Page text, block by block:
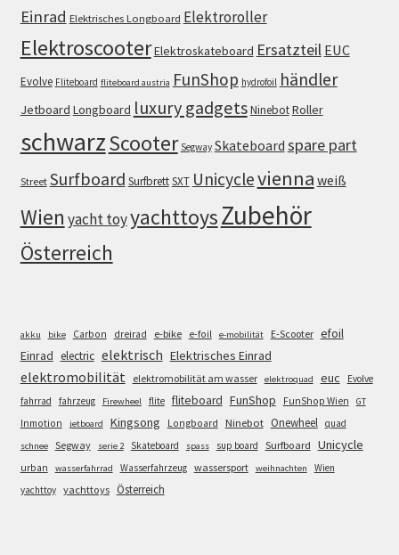
Einrad Elektrisches Longboard Elektroroller
ElektroscooterElektroskateboard Ersatzteil EUC
Evolve Fliteboard fliteboard austria FunShop hydrofoil händler
Jetboard Longboard luxury gadgetsNinebotRoller
schwarzScooter Segway Skateboard spare part
Street Surfboard SurfbrettSXT Unicyclevienna weiß
Wien yacht toyyachttoysZubehör
Österreich
akku bike Carbon dreirad e-bike e-foil e-mobilität E-Scooter efoil
Einrad electric elektrisch Elektrisches Einrad
elektromobilität elektromobilität am wasser elektroquad euc
Evolve
fahrrad
fahrzeug Firewheel flite fliteboard FunShop FunShop Wien GT
Inmotion jetboard Kingsong Longboard Ninebot Onewheel quad
schnee Segway serie 2 Skateboard spass sup board Surfboard Unicycle
urban wasserfahrrad Wasserfahrzeug wassersport weihnachten
Wien
yachttoy yachttoys Österreich